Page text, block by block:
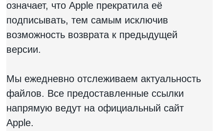
означает, что Apple прекратила её
подписывать, тем самым исключив
возможность возврата к предыдущей
версии.
Мы ежедневно отслеживаем актуальность
файлов. Все предоставленные ссылки
напрямую ведут на официальный сайт
Apple.